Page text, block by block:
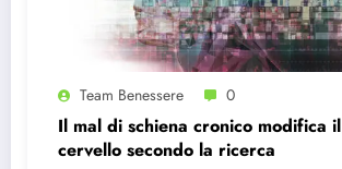
Team Benessere 0
Il mal di schiena cronico modifica il
cervello secondo la ricerca